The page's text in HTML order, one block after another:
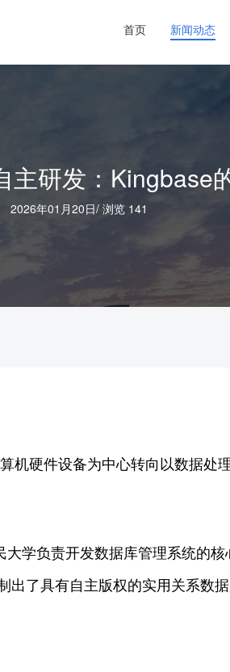
首页 新闻动态
主研发：Kingbase
2026年01月20日/ 浏览 141
机硬件设备为中心转向以数据处
学负责开发数据库管理系统的
了具有自主版权的实用关系数据